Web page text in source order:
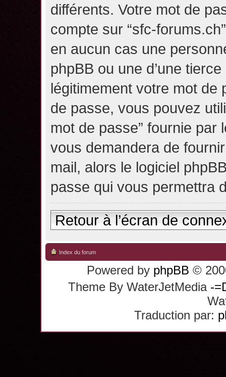
différents. Votre mot de
compte sur “sfc-
en aucun cas une
phpBB ou une d’une
légitimement votre mot de
de passe, vous pouvez
mot de passe” fournie par
vous demandera de
mail, alors le logiciel
passe qui vous permettra
Retour à l’écran de
Index du forum
Powered by phpBB ©
Theme By WaterJetMedia -
Traduction par: